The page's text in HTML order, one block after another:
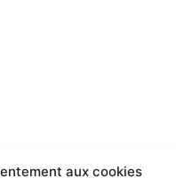
aux cookies